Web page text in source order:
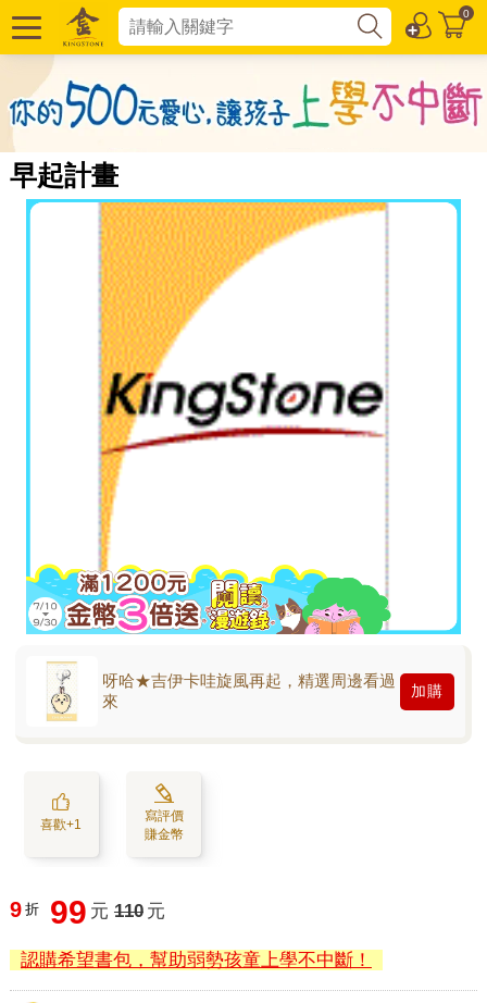
0
早起計畫
呀哈★吉伊卡哇旋風再起，精選周邊看過
來
加購
喜歡+1
寫評價
賺金幣
9 折 99 元 110 元
認購希望書包，幫助弱勢孩童上學不中斷！